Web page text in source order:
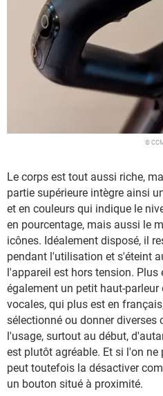
©
Le corps est tout aussi riche,
partie supérieure intègre ainsi
et en couleurs qui indique le
en pourcentage, mais aussi le
icônes. Idéalement disposé, il
pendant l'utilisation et s'éteint
l'appareil est hors tension.
également un petit haut-
vocales, qui plus est en
sélectionné ou donner diverses
l'usage, surtout au début,
est plutôt agréable. Et si l'on ne
peut toutefois la désactiver
un bouton situé à proximité.